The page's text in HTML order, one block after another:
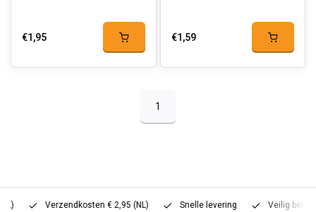
€1,95 €1,59
1
Verzendkosten € 2,95 (NL) Snelle levering Veilig betalen